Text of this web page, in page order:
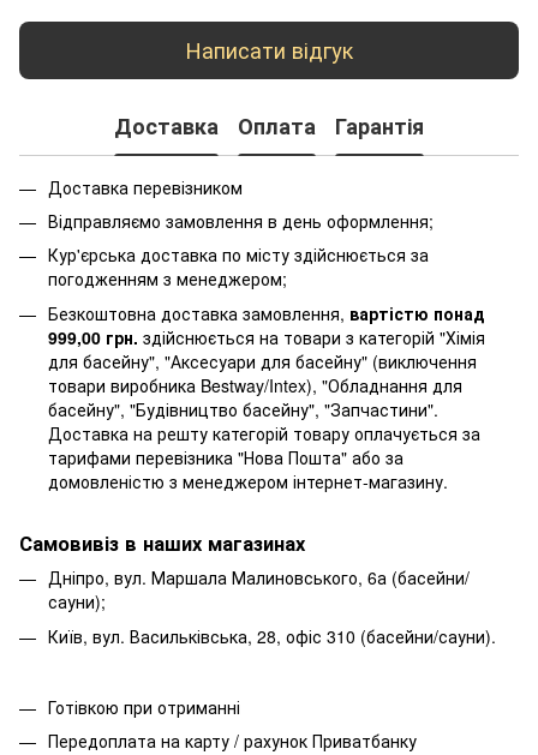
Написати відгук
Доставка Оплата Гарантія
Доставка перевізником
Відправляємо замовлення в день оформлення;
Кур'єрська доставка по місту здійснюється за
погодженням з менеджером;
Безкоштовна доставка замовлення, вартістю понад
999,00 грн. здійснюється на товари з категорій "Хімія
для басейну", "Аксесуари для басейну" (виключення
товари виробника Bestway/Intex), "Обладнання для
басейну", "Будівництво басейну", "Запчастини".
Доставка на решту категорій товару оплачується за
тарифами перевізника "Нова Пошта" або за
домовленістю з менеджером інтернет-магазину.
Самовивіз в наших магазинах
Дніпро, вул. Маршала Малиновського, 6а (басейни/
сауни);
Київ, вул. Васильківська, 28, офіс 310 (басейни/сауни).
Готівкою при отриманні
Передоплата на карту / рахунок Приватбанку